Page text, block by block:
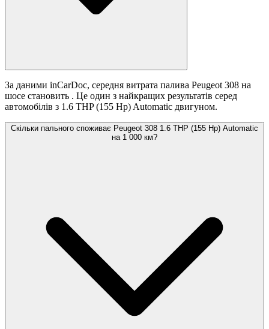
За даними inCarDoc, середня витрата палива Peugeot 308 на
шосе становить . Це один з найкращих результатів серед
автомобілів з 1.6 THP (155 Hp) Automatic двигуном.
Скільки пального споживає Peugeot 308 1.6 THP (155 Hp) Automatic
на 1 000 км?